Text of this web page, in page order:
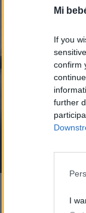
Mi
If you
confirm
further
I